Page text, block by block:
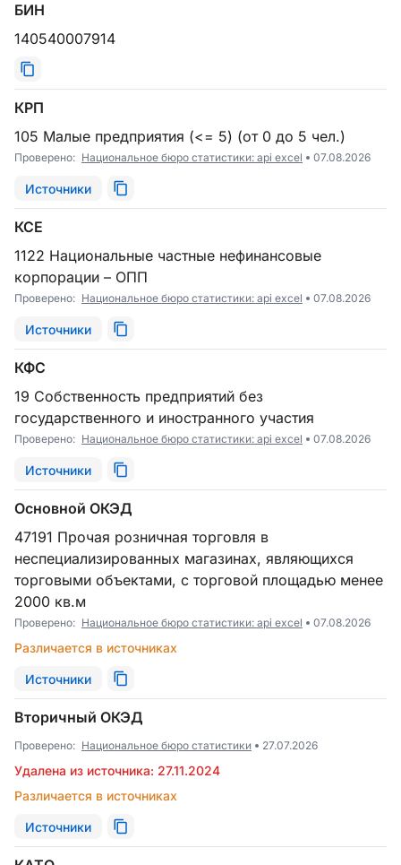
БИН
140540007914
КРП
105 Малые предприятия (<= 5) (от 0 до 5 чел.)
Проверено: Национальное бюро статистики: api excel 07.08.2026
Источники
КСЕ
1122 Национальные частные нефинансовые
корпорации – ОПП
Проверено: Национальное бюро статистики: api excel 07.08.2026
Источники
КФС
19 Собственность предприятий без
государственного и иностранного участия
Проверено: Национальное бюро статистики: api excel 07.08.2026
Источники
Основной ОКЭД
47191 Прочая розничная торговля в
неспециализированных магазинах, являющихся
торговыми объектами, с торговой площадью менее
2000 кв.м
Проверено: Национальное бюро статистики: api excel 07.08.2026
Различается в источниках
Источники
Вторичный ОКЭД
Проверено: Национальное бюро статистики 27.07.2026
Удалена из источника: 27.11.2024
Различается в источниках
Источники